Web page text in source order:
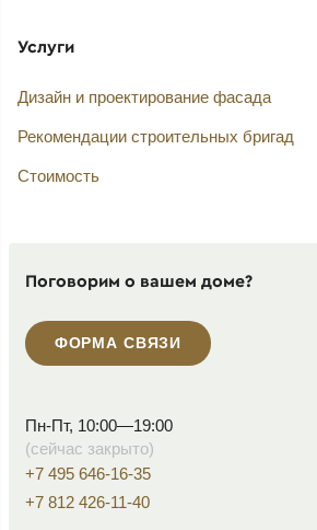
Услуги
Дизайн и проектирование фасада
Рекомендации строительных бригад
Стоимость
Поговорим о вашем доме?
ФОРМА СВЯЗИ
Пн-Пт, 10:00—19:00
(сейчас закрыто)
+7 495 646-16-35
+7 812 426-11-40